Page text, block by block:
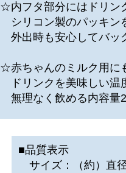
☆内フタ部分にはドリン
シリコン製のパッキン
外出時も安心してバッ
☆赤ちゃんのミルク用に
ドリンクを美味しい温
無理なく飲める内容量
■品質表示
サイズ：（約）直